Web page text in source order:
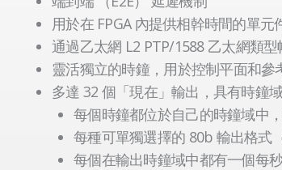
用於在 FPGA 內提供相幹時間的單元
通過乙太網 L2 PTP/1588 乙太網類
靈活獨立的時鐘，用於控制平面和參
多達 32 個「現在」輸出，具有時鐘
每個時鐘都位於自己的時鐘域中
每種可單獨選擇的 80b 輸出格式
每個在輸出時鐘域中都有一個每